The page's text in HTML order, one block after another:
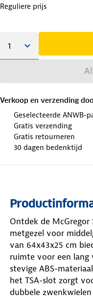
Reguliere prijs
Verkoop en verzending
Geselecteerde ANWB-
Gratis verzending
Gratis retourneren
30 dagen bedenktijd
Ontdek de McGregor
metgezel voor
van 64x43x25 cm
ruimte voor een lang
stevige ABS-
het TSA-slot zorgt
dubbele